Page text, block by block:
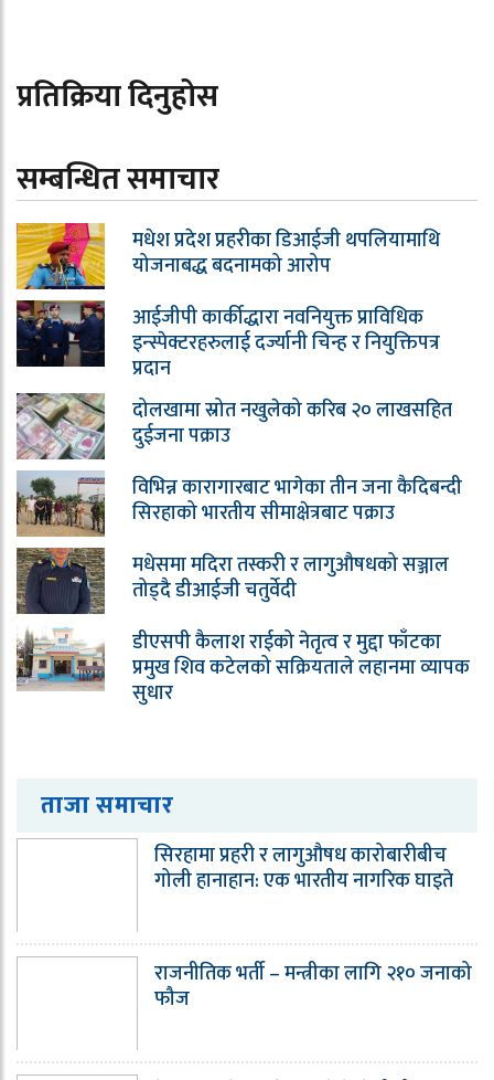
प्रतिक्रिया दिनुहोस
सम्बन्धित समाचार
मधेश प्रदेश प्रहरीका डिआईजी थपलियामाथि
योजनाबद्ध बदनामको आरोप
आईजीपी कार्कीद्धारा नवनियुक्त प्राविधिक
इन्स्पेक्टरहरुलाई दर्ज्यानी चिन्ह र नियुक्तिपत्र
प्रदान
दोलखामा स्रोत नखुलेको करिब २० लाखसहित
दुईजना पक्राउ
विभिन्न कारागारबाट भागेका तीन जना कैदिबन्दी
सिरहाको भारतीय सीमाक्षेत्रबाट पक्राउ
मधेसमा मदिरा तस्करी र लागुऔषधको सञ्जाल
तोड्दै डीआईजी चतुर्वेदी
डीएसपी कैलाश राईको नेतृत्व र मुद्दा फाँटका
प्रमुख शिव कटेलको सक्रियताले लहानमा व्यापक
सुधार
ताजा समाचार
सिरहामा प्रहरी र लागुऔषध कारोबारीबीच
गोली हानाहान: एक भारतीय नागरिक घाइते
राजनीतिक भर्ती – मन्त्रीका लागि २१० जनाको
फौज